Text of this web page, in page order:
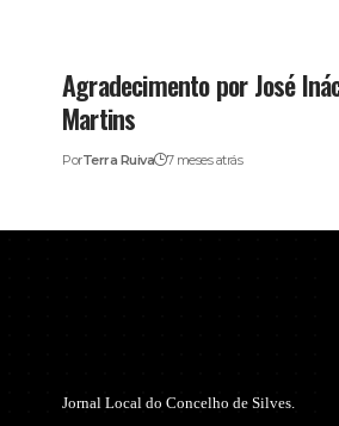
Agradecimento por José
Martins
PorTerra Ruiva 7 meses atrás
Jornal Local do Concelho de Silves.